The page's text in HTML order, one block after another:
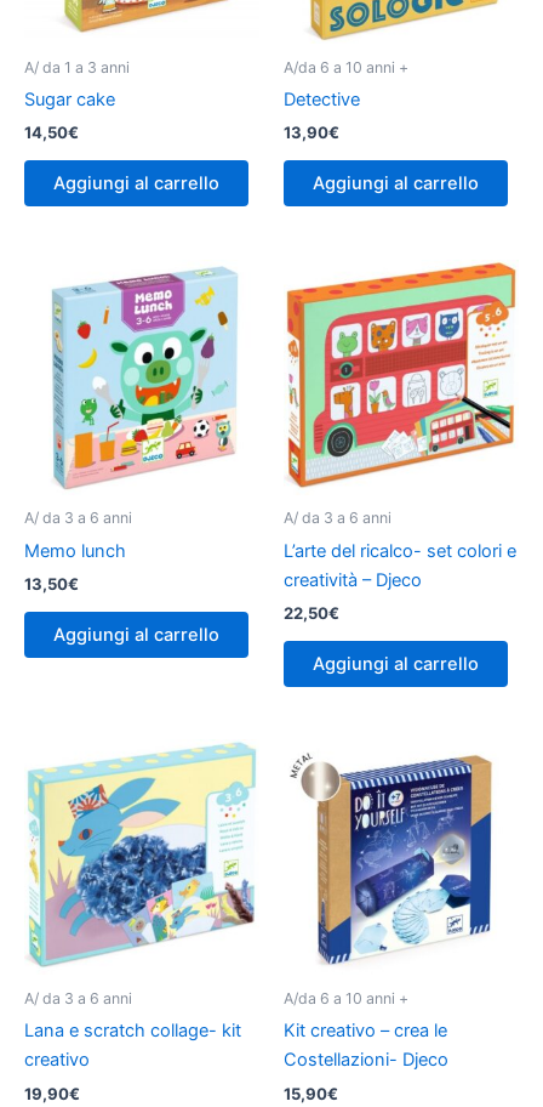
A/ da 1 a 3 anni
Sugar cake
14,50€
Aggiungi al carrello
A/da 6 a 10 anni +
Detective
13,90€
Aggiungi al carrello
A/ da 3 a 6 anni
Memo lunch
13,50€
Aggiungi al carrello
A/ da 3 a 6 anni
L’arte del ricalco- set colori e
creatività – Djeco
22,50€
Aggiungi al carrello
A/ da 3 a 6 anni
Lana e scratch collage- kit
creativo
19,90€
A/da 6 a 10 anni +
Kit creativo – crea le
Costellazioni- Djeco
15,90€